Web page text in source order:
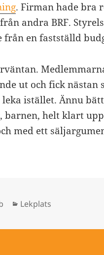
. Firman hade bra
andra BRF.
från en fastställd
ut och fick nästan
istället. Ännu
barnen, helt klart
med ett
Kategorier
Lekplats